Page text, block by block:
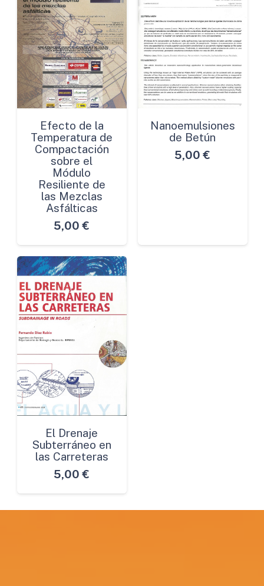
Efecto de la
Temperatura de
Compactación
sobre el
Módulo
Resiliente de
las Mezclas
Asfálticas
5,00 €
Nanoemulsiones
de Betún
5,00 €
El Drenaje
Subterráneo en
las Carreteras
5,00 €